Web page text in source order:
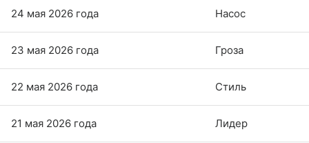
24 мая 2026 года Насос
23 мая 2026 года Гроза
22 мая 2026 года Стиль
21 мая 2026 года Лидер